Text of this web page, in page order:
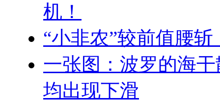
机！
“小非农”较前值腰
一张图：波罗的海
均出现下滑